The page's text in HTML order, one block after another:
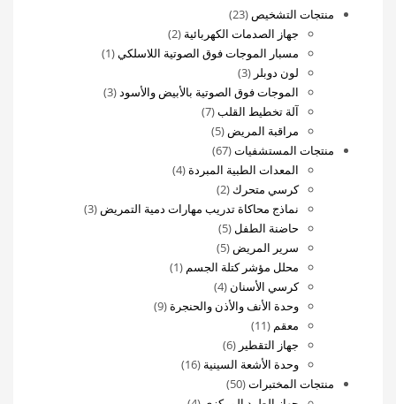
منتجات التشخيص 23
23
منتج
جهاز الصدمات الكهربائية 2
2
منتجات
مسبار الموجات فوق الصوتية اللاسلكي 1
واحد
لون دوبلر 3
3
منتجات
الموجات فوق الصوتية بالأبيض والأسود 3
3
آلة تخطيط القلب 7
7
مراقبة المريض 5
5
منتجات
منتجات المستشفيات 67
67
منتج
المعدات الطبية المبردة 4
4
كرسي متحرك 2
2
منتجات
نماذج محاكاة تدريب مهارات دمية التمريض 3
3
حاضنة الطفل 5
5
منتجات
سرير المريض 5
5
منتجات
محلل مؤشر كتلة الجسم 1
واحد
كرسي الأسنان 4
4
منتجات
وحدة الأنف والأذن والحنجرة 9
9
معقم 11
11
منتج
جهاز التقطير 6
6
منتجات
وحدة الأشعة السينية 16
16
منتجات المختبرات 50
50